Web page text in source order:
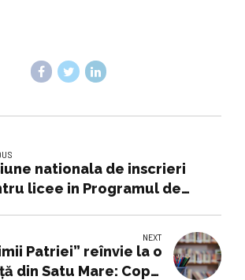
nationala de inscrieri
licee in Programul de
NEXT
Patriei” reînvie la o
din Satu Mare: Copiii